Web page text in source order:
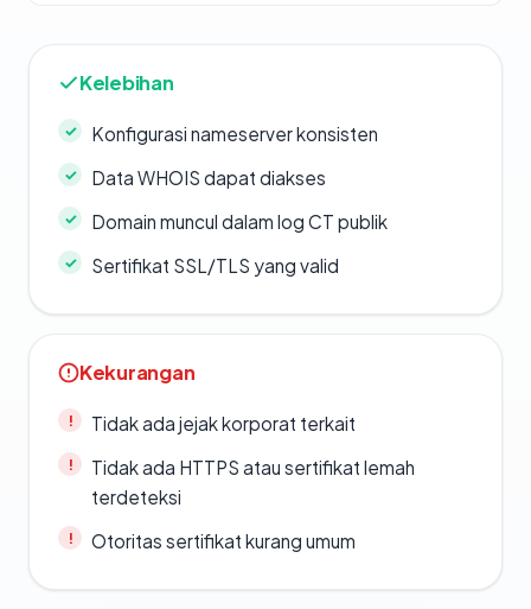
Kelebihan
Konfigurasi nameserver konsisten
Data WHOIS dapat diakses
Domain muncul dalam log CT publik
Sertifikat SSL/TLS yang valid
Kekurangan
Tidak ada jejak korporat terkait
Tidak ada HTTPS atau sertifikat lemah
terdeteksi
Otoritas sertifikat kurang umum